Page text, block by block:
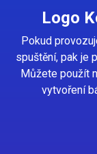
Logo
Pokud
spuštění, pak je
Můžete použít
vytvoření